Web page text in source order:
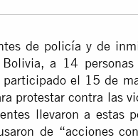
de policía y de
a 14
participado el 15 de
protestar contra las
llevaron a estas
de “acciones